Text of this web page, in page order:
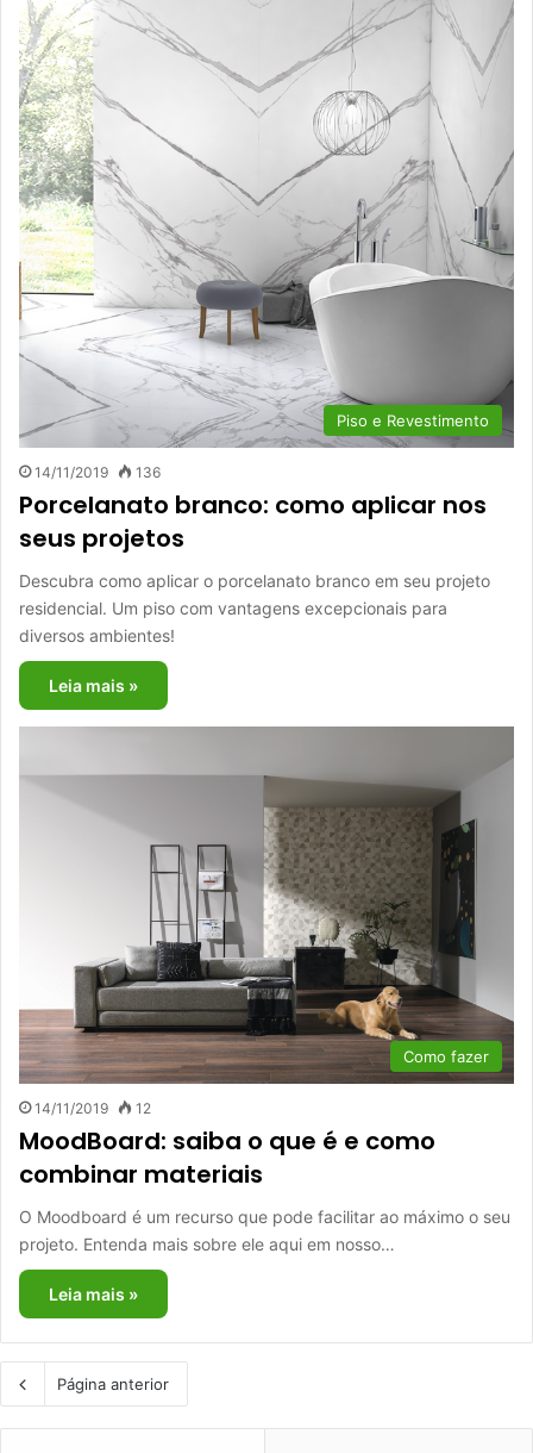
Piso e Revestimento
14/11/2019 136
Porcelanato branco: como aplicar nos
seus projetos
Descubra como aplicar o porcelanato branco em seu projeto
residencial. Um piso com vantagens excepcionais para
diversos ambientes!
Leia mais »
Como fazer
14/11/2019 12
MoodBoard: saiba o que é e como
combinar materiais
O Moodboard é um recurso que pode facilitar ao máximo o seu
projeto. Entenda mais sobre ele aqui em nosso…
Leia mais »
Página anterior